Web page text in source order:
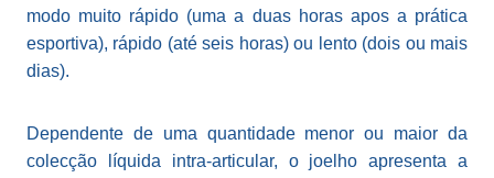
modo muito rápido (uma a duas horas apos a prática
esportiva), rápido (até seis horas) ou lento (dois ou mais
dias).
Dependente de uma quantidade menor ou maior da
colecção líquida intra-articular, o joelho apresenta a